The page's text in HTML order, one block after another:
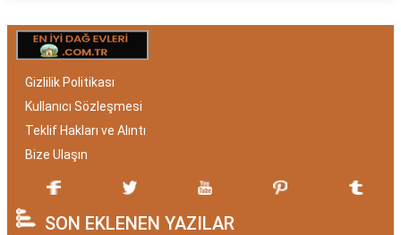
Gizlilik Politikası
Kullanıcı Sözleşmesi
Teklif Hakları ve Alıntı
Bize Ulaşın
SON EKLENEN YAZILAR